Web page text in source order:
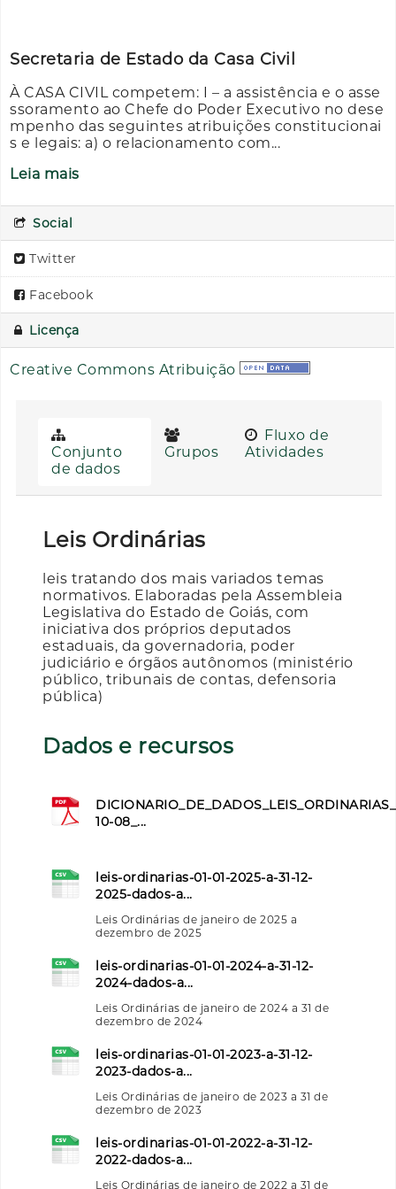
Secretaria de Estado da Casa Civil
À CASA CIVIL competem: I – a assistência e o asse
ssoramento ao Chefe do Poder Executivo no dese
mpenho das seguintes atribuições constitucionai
s e legais: a) o relacionamento com...
Leia mais
Social
Twitter
Facebook
Licença
Creative Commons Atribuição
Conjunto
de dados
Grupos
Fluxo de
Atividades
Leis Ordinárias
leis tratando dos mais variados temas
normativos. Elaboradas pela Assembleia
Legislativa do Estado de Goiás, com
iniciativa dos próprios deputados
estaduais, da governadoria, poder
judiciário e órgãos autônomos (ministério
público, tribunais de contas, defensoria
pública)
Dados e recursos
10-08_...
leis-ordinarias-01-01-2025-a-31-12-
2025-dados-a...
Leis Ordinárias de janeiro de 2025 a
dezembro de 2025
leis-ordinarias-01-01-2024-a-31-12-
2024-dados-a...
Leis Ordinárias de janeiro de 2024 a 31 de
dezembro de 2024
leis-ordinarias-01-01-2023-a-31-12-
2023-dados-a...
Leis Ordinárias de janeiro de 2023 a 31 de
dezembro de 2023
leis-ordinarias-01-01-2022-a-31-12-
2022-dados-a...
Leis Ordinárias de janeiro de 2022 a 31 de